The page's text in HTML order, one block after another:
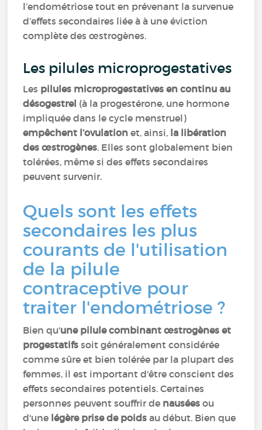
l’endométriose tout en prévenant la survenue
d’effets secondaires liée à à une éviction
complète des œstrogènes.
Les pilules microprogestatives
Les pilules microprogestatives en continu au
désogestrel (à la progestérone, une hormone
impliquée dans le cycle menstruel)
empêchent l’ovulation et, ainsi, la libération
des œstrogènes. Elles sont globalement bien
tolérées, même si des effets secondaires
peuvent survenir.
Quels sont les effets
secondaires les plus
courants de l'utilisation
de la pilule
contraceptive pour
traiter l'endométriose ?
Bien qu'une pilule combinant œstrogènes et
progestatifs soit généralement considérée
comme sûre et bien tolérée par la plupart des
femmes, il est important d'être conscient des
effets secondaires potentiels. Certaines
personnes peuvent souffrir de nauséesou
d'une légère prise de poids au début. Bien que